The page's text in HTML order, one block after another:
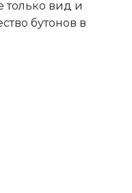
только вид и
бутонов в